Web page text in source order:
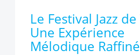
Le Festival Jazz
Une Expérience
Mélodique